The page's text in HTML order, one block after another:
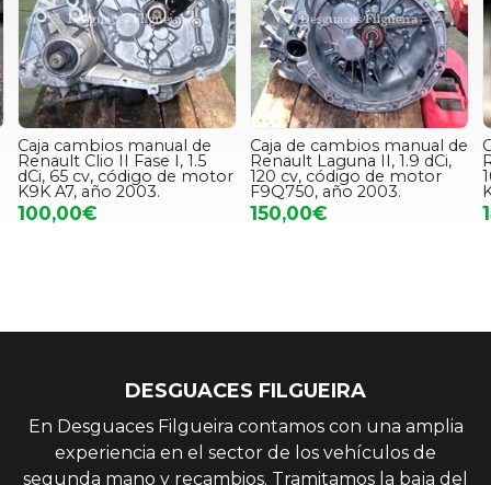
Caja cambios manual de
Renault Clio II Fase I, 1.5
dCi, 65 cv, código de motor
K9K A7, año 2003.
100,00€
Caja de cambios manual de
Renault Laguna II, 1.9 dCi,
120 cv, código de motor
F9Q750, año 2003.
150,00€
DESGUACES FILGUEIRA
En Desguaces Filgueira contamos con una amplia
experiencia en el sector de los vehículos de
segunda mano y recambios. Tramitamos la baja del